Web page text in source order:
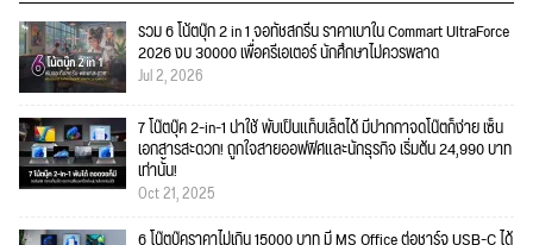
รวม 6 โน้ตบุ๊ก 2 in 1 จอทัชสกรีน ราคาเบาใน Commart UltraForce
2026 งบ 30000 เพื่อครีเอเตอร์ นักศึกษาไม่ควรพลาด
Jul 2, 2026
7 โน๊ตบุ๊ค 2-in-1 น่าใช้ พับเป็นแท็บเล็ตได้ มีปากกาจดโน๊ตก็ง่าย เซ็น
เอกสารสะดวก! ถูกใจสายออฟฟิศและนักธุรกิจ เริ่มต้น 24,990 บาท
เท่านั้น!
Oct 21, 2025